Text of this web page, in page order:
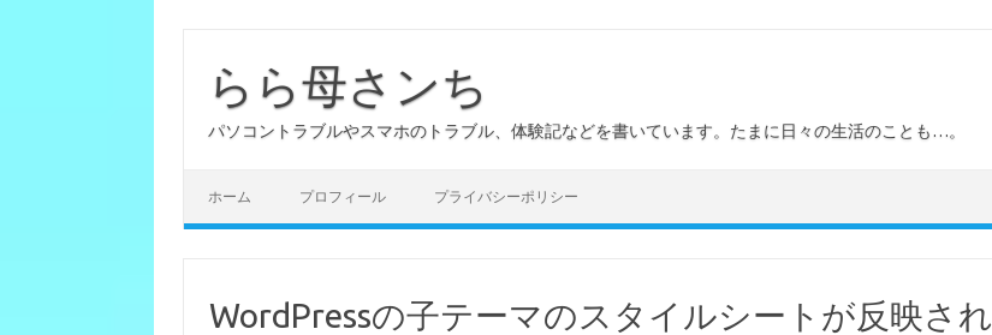
らら母さンち
パソコントラブルやスマホのトラブル、体験記などを書いています。たまに日々の生活のことも…。
ホーム プロフィール プライバシーポリシー
WordPressの子テーマのスタイルシートが反映され